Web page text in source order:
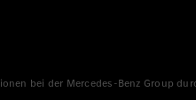
bei der Mercedes-Benz Group